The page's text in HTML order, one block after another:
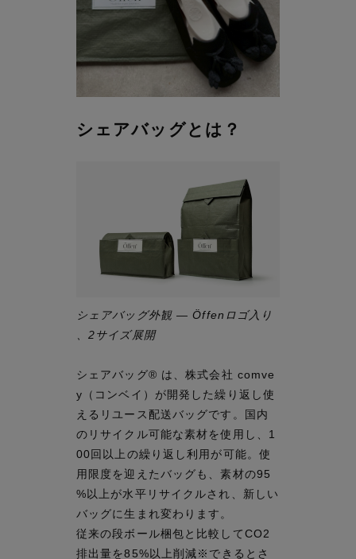
シェアバッグとは？
シェアバッグ外観 — Öffenロゴ入り
、2サイズ展開
シェアバッグ® は、株式会社 comve
y（コンベイ）が開発した繰り返し使
えるリユース配送バッグです。国内
のリサイクル可能な素材を使用し、1
00回以上の繰り返し利用が可能。使
用限度を迎えたバッグも、素材の95
%以上が水平リサイクルされ、新しい
バッグに生まれ変わります。
従来の段ボール梱包と比較してCO2
排出量を85%以上削減※できるとさ